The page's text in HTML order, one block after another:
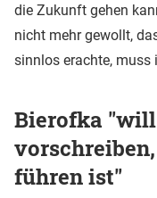
die Zukunft gehen
nicht mehr gewollt,
sinnlos erachte, muss
Bierofka
führen ist"